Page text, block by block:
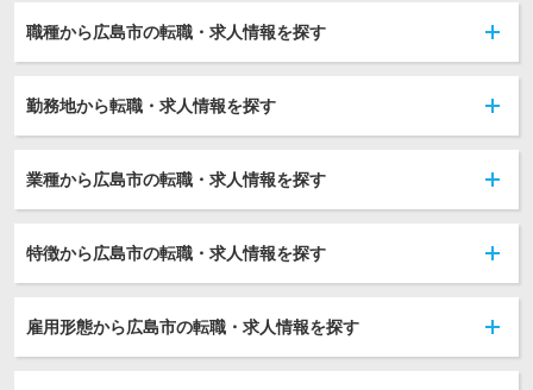
職種から広島市の転職・求人情報を探す
勤務地から転職・求人情報を探す
業種から広島市の転職・求人情報を探す
特徴から広島市の転職・求人情報を探す
雇用形態から広島市の転職・求人情報を探す